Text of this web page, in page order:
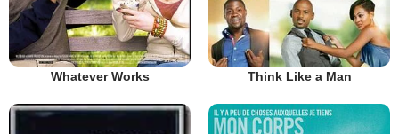
Whatever Works Think Like a Man